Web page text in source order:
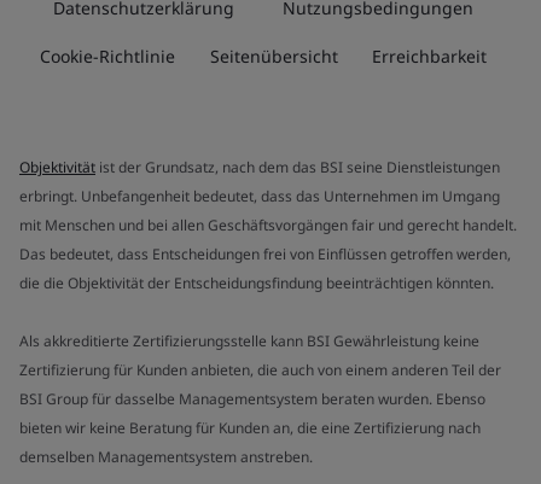
Datenschutzerklärung Nutzungsbedingungen
Cookie-Richtlinie Seitenübersicht Erreichbarkeit
Objektivität ist der Grundsatz, nach dem das BSI seine Dienstleistungen
erbringt. Unbefangenheit bedeutet, dass das Unternehmen im Umgang
mit Menschen und bei allen Geschäftsvorgängen fair und gerecht handelt.
Das bedeutet, dass Entscheidungen frei von Einflüssen getroffen werden,
die die Objektivität der Entscheidungsfindung beeinträchtigen könnten.
Als akkreditierte Zertifizierungsstelle kann BSI Gewährleistung keine
Zertifizierung für Kunden anbieten, die auch von einem anderen Teil der
BSI Group für dasselbe Managementsystem beraten wurden. Ebenso
bieten wir keine Beratung für Kunden an, die eine Zertifizierung nach
demselben Managementsystem anstreben.